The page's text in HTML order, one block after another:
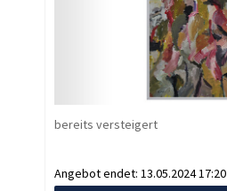
bereits versteigert
Angebot endet: 13.05.2024 17:20